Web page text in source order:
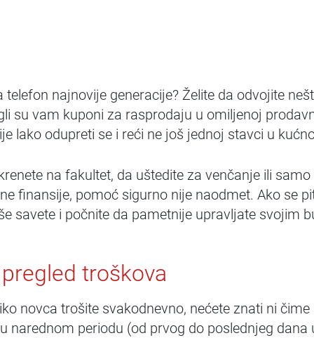
telefon najnovije generacije? Želite da odvojite
su vam kuponi za rasprodaju u omiljenoj
lako odupreti se i reći ne još jednoj stavci u
na fakultet, da uštedite za venčanje ili
finansije, pomoć sigurno nije naodmet. Ako se
savete i počnite da pametnije upravljate svojim
troškova
novca trošite svakodnevno, nećete znati ni
narednom periodu (od prvog do poslednjeg dana